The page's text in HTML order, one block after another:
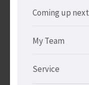
Coming up next
My Team
Service